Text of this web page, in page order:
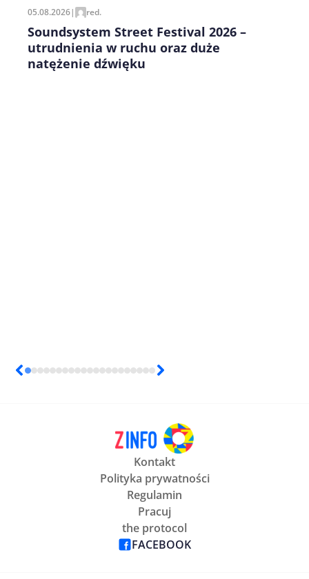
05.08.2026| red.
Soundsystem Street Festival 2026 –
utrudnienia w ruchu oraz duże
natężenie dźwięku
Kontakt
Polityka prywatności
Regulamin
Pracuj
the protocol
FACEBOOK